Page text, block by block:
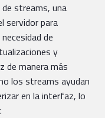
streams, una
servidor para
de
y
de manera más
los streams ayudan
en la interfaz, lo